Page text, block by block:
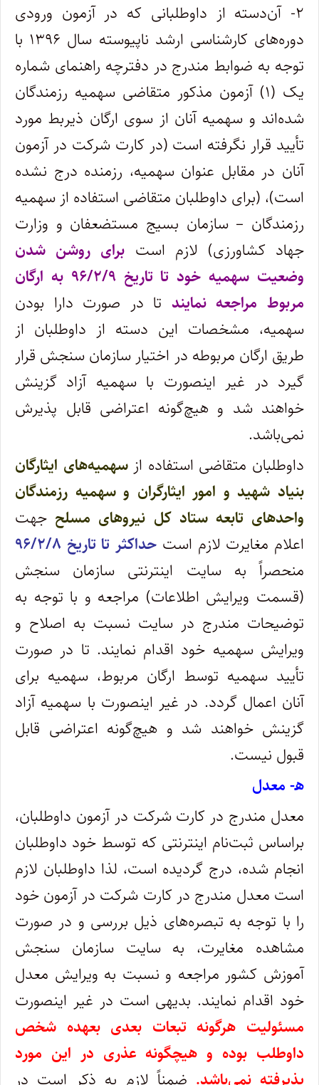
۲- آن‌دسته از داوطلبانی که در آزمون ورودی
دوره‌های کارشناسی ارشد ناپیوسته سال ۱۳۹۶ با
توجه به ضوابط مندرج در دفترچه راهنمای شماره
یک (۱) آزمون مذکور متقاضی سهمیه رزمندگان
شده‌اند و سهمیه آنان از سوی ارگان ذیربط مورد
تأیید قرار نگرفته است (در کارت شرکت در آزمون
آنان در مقابل عنوان سهمیه، رزمنده درج نشده
است)، (برای داوطلبان متقاضی استفاده از سهمیه
رزمندگان – سازمان بسیج مستضعفان و وزارت
جهاد کشاورزی) لازم است برای روشن شدن
وضعیت سهمیه خود تا تاریخ ۹۶/۲/۹ به ارگان
مربوط مراجعه نمایند تا در صورت دارا بودن
سهمیه، مشخصات این دسته از داوطلبان از
طریق ارگان مربوطه در اختیار سازمان سنجش قرار
گیرد در غیر اینصورت با سهمیه آزاد گزینش
خواهند شد و هیچ‌گونه اعتراضی قابل پذیرش
نمی‌باشد.
داوطلبان متقاضی استفاده ازسهمیه‌های ایثارگان
بنیاد شهید و امور ایثارگران و سهمیه رزمندگان
واحدهای تابعه ستاد کل نیروهای مسلح جهت
اعلام مغایرت لازم است حداکثر تا تاریخ ۹۶/۲/۸
منحصراً به سایت اینترنتی سازمان سنجش
(قسمت ویرایش اطلاعات) مراجعه و با توجه به
توضیحات مندرج در سایت نسبت به اصلاح و
ویرایش سهمیه خود اقدام نمایند. تا در صورت
تأیید سهمیه توسط ارگان مربوط، سهمیه برای
آنان اعمال گردد. در غیر اینصورت با سهمیه آزاد
گزینش خواهند شد و هیچ‌گونه اعتراضی قابل
قبول نیست.
ه‍- معدل
معدل مندرج در کارت شرکت در آزمون داوطلبان،
براساس ثبت‌نام اینترنتی که توسط خود داوطلبان
انجام شده، درج گردیده است، لذا داوطلبان لازم
است معدل مندرج در کارت شرکت در آزمون خود
را با توجه به تبصره‌های ذیل بررسی و در صورت
مشاهده مغایرت، به سایت سازمان سنجش
آموزش کشور مراجعه و نسبت به ویرایش معدل
خود اقدام نمایند. بدیهی است در غیر اینصورت
مسئولیت هرگونه تبعات بعدی بعهده شخص
داوطلب بوده و هیچگونه عذری در این مورد
پذیرفته نمی‌باشد. ضمناً لازم به ذکر است در